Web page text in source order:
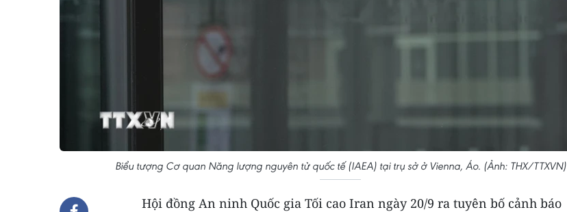
Biểu tượng Cơ quan Năng lượng nguyên tử quốc tế (IAEA) tại trụ sở ở Vienna, Áo. (Ảnh: THX/TTXVN)
Hội đồng An ninh Quốc gia Tối cao Iran ngày 20/9 ra tuyên bố cảnh báo